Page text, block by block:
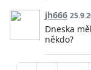
jh666
Dneska
někdo?